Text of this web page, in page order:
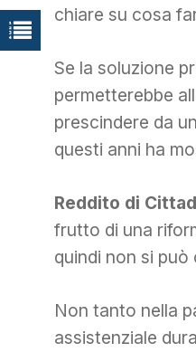
chiare su cosa
Se la soluzione
permetterebbe
prescindere da
questi anni ha
Reddito di
frutto di una
quindi non si può
Non tanto nella
assistenziale